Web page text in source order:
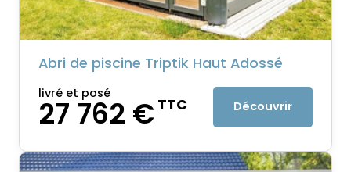
Abri de piscine Triptik Haut Adossé
livré et posé
27 762 €TTC Découvrir